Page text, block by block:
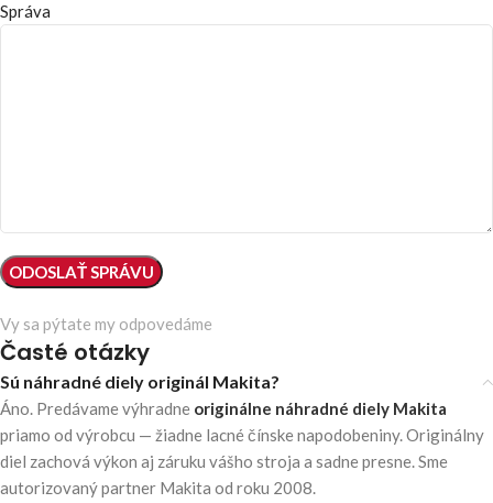
Vy sa pýtate my odpovedáme
Časté otázky
Sú náhradné diely originál Makita?
Áno. Predávame výhradne originálne náhradné diely Makita
priamo od výrobcu — žiadne lacné čínske napodobeniny. Originálny
diel zachová výkon aj záruku vášho stroja a sadne presne. Sme
autorizovaný partner Makita od roku 2008.
Správa